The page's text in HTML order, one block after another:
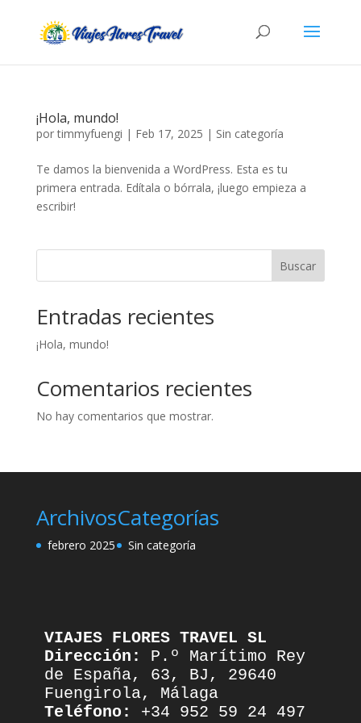
¡Hola, mundo!
portimmyfuengi | Feb 17, 2025 | Sin categoría
Te damos la bienvenida a WordPress. Esta es tu
primera entrada. Edítala o bórrala, ¡luego empieza a
escribir!
Buscar
Entradas recientes
¡Hola, mundo!
Comentarios recientes
No hay comentarios que mostrar.
Archivos
febrero 2025
Categorías
Sin categoría
VIAJES FLORES TRAVEL SL
Dirección:
P.º Marítimo Rey
de España, 63, BJ, 29640
Fuengirola, Málaga
Teléfono:
+34 952 59 24 497